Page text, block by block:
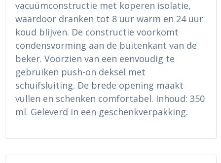
Ondergoed en Sokken
Regenkleding
Gereedschap
Schoenen
Hoofdbescherming
Sokken en Nachtkleding
Regenkleding
Schoenen
Gilets
vacuümconstructie met koperen isolatie,
waardoor dranken tot 8 uur warm en 24 uur
koud blijven. De constructie voorkomt
condensvorming aan de buitenkant van de
beker. Voorzien van een eenvoudig te
gebruiken push-on deksel met
schuifsluiting. De brede opening maakt
vullen en schenken comfortabel. Inhoud: 350
ml. Geleverd in een geschenkverpakking.